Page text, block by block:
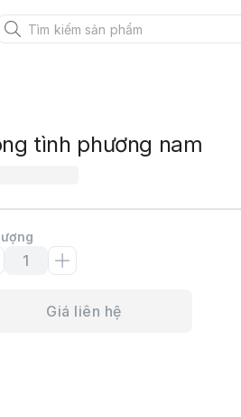
tình phương nam
Giá liên hệ